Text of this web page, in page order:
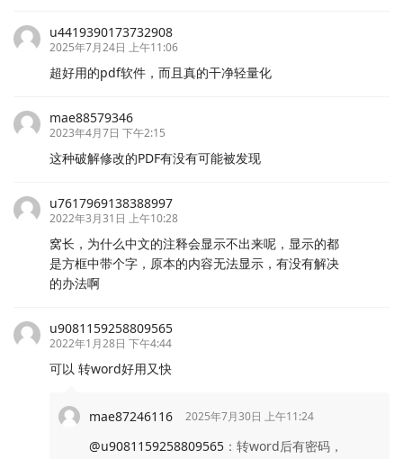
u4419390173732908
2025年7月24日 上午11:06
超好用的pdf软件，而且真的干净轻量化
mae88579346
2023年4月7日 下午2:15
这种破解修改的PDF有没有可能被发现
u7617969138388997
2022年3月31日 上午10:28
窝长，为什么中文的注释会显示不出来呢，显示的都
是方框中带个字，原本的内容无法显示，有没有解决
的办法啊
u9081159258809565
2022年1月28日 下午4:44
可以 转word好用又快
mae87246116 2025年7月30日 上午11:24
@u9081159258809565 ： 转word后有密码，